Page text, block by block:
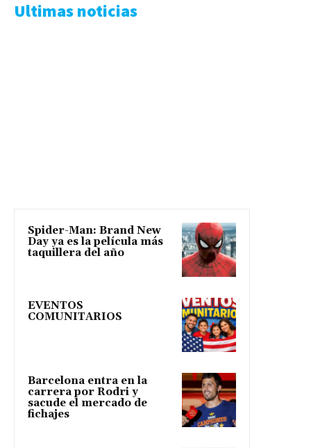
Ultimas noticias
Spider-Man: Brand New
Day ya es la película más
taquillera del año
EVENTOS
COMUNITARIOS
Barcelona entra en la
carrera por Rodri y
sacude el mercado de
fichajes